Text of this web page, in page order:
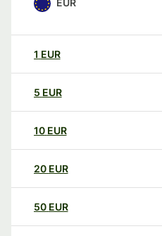
EUR
1 EUR
5 EUR
10 EUR
20 EUR
50 EUR